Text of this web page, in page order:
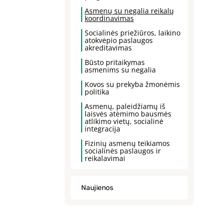
Asmenų su negalia reikalų
koordinavimas
Socialinės priežiūros, laikino
atokvėpio paslaugos
akreditavimas
Būsto pritaikymas
asmenims su negalia
Kovos su prekyba žmonėmis
politika
Asmenų, paleidžiamų iš
laisvės atėmimo bausmės
atlikimo vietų, socialinė
integracija
Fizinių asmenų teikiamos
socialinės paslaugos ir
reikalavimai
Naujienos